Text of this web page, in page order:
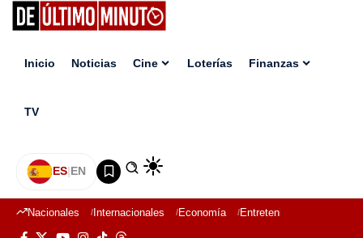
Inicio Noticias Cine Loterías Finanzas
TV
ES|EN
Nacionales Internacionales Economía Entretenimiento